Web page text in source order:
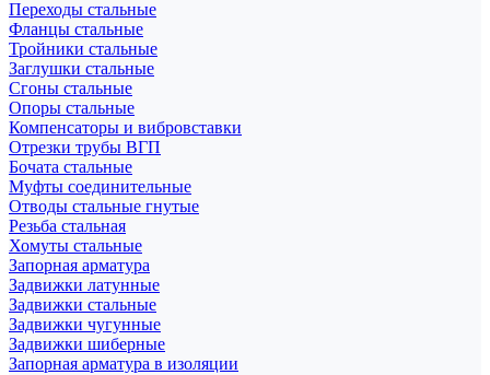
Переходы стальные
Фланцы стальные
Тройники стальные
Заглушки стальные
Сгоны стальные
Опоры стальные
Компенсаторы и вибровставки
Отрезки трубы ВГП
Бочата стальные
Муфты соединительные
Отводы стальные гнутые
Резьба стальная
Хомуты стальные
Запорная арматура
Задвижки латунные
Задвижки стальные
Задвижки чугунные
Задвижки шиберные
Запорная арматура в изоляции